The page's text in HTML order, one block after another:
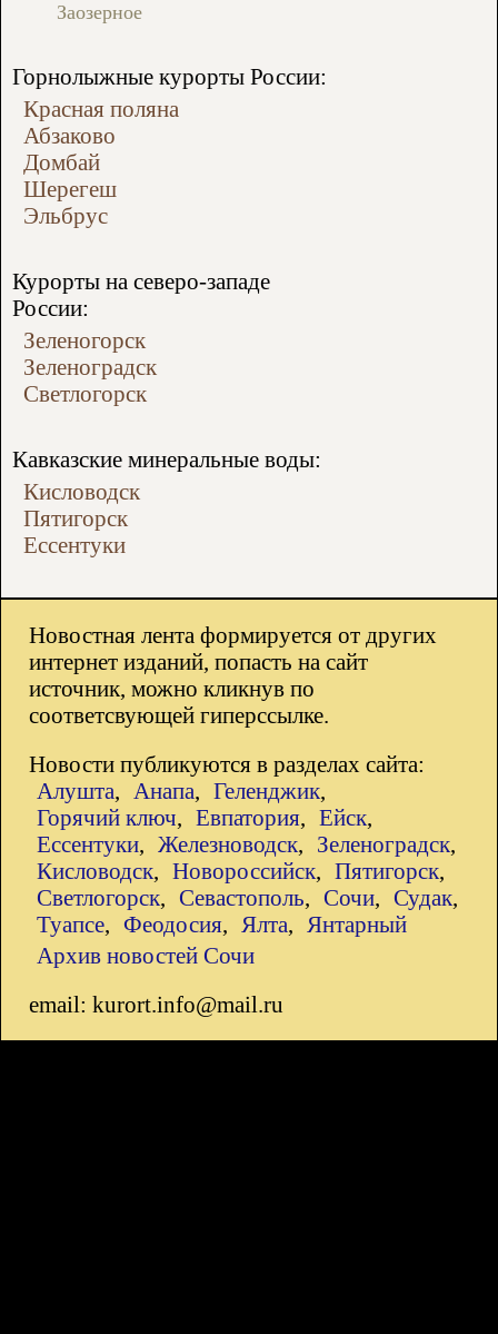
Заозерное
Горнолыжные курорты России:
Красная поляна
Абзаково
Домбай
Шерегеш
Эльбрус
Курорты на северо-западе
России:
Зеленогорск
Зеленоградск
Светлогорск
Кавказские минеральные воды:
Кисловодск
Пятигорск
Ессентуки
Новостная лента формируется от других
интернет изданий, попасть на сайт
источник, можно кликнув по
соответсвующей гиперссылке.
Новости публикуются в разделах сайта:
Алушта, Анапа, Геленджик,
Горячий ключ, Евпатория, Ейск,
Ессентуки, Железноводск, Зеленоградск,
Кисловодск, Новороссийск, Пятигорск,
Светлогорск, Севастополь, Сочи, Судак,
Туапсе, Феодосия, Ялта,
Янтарный
Архив новостей Сочи
email: kurort.info@mail.ru